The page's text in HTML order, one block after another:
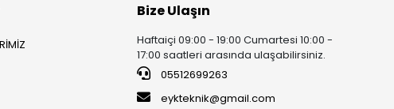
Bize Ulaşın
Haftaiçi 09:00 - 19:00 Cumartesi 10:00 -
17:00 saatleri arasında ulaşabilirsiniz.
05512699263
eykteknik@gmail.com